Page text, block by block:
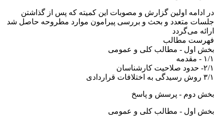
در ادامه اولین گزارش و مصوبات این کمیته که پس از گذاشتن
جلسات متعدد و بحث و بررسی پیرامون موارد مطروحه حاصل شد
ارائه می‌گردد
فهرست مطالب
بخش اول - مطالب کلی و عمومی
۱/۱ - مقدمه
۲/۱- حدود صلاحیت کارشناسان
۳/۱ روش رسیدگی به اختلافات قراردادی
بخش دوم - پرسش و پاسخ
بخش اول - مطالب کلی و عمومی